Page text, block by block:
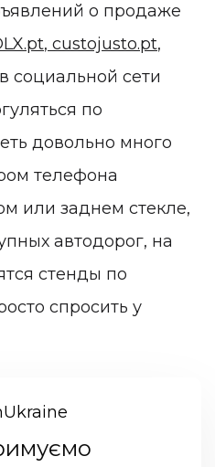
о продаже
, custojusto.pt,
социальной сети
по
довольно много
телефона
или заднем стекле,
автодорог, на
стенды по
спросить у